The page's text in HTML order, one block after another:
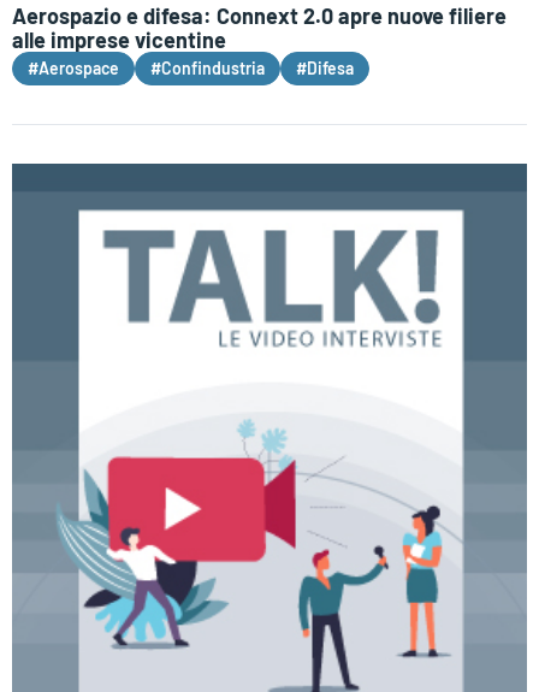
Aerospazio e difesa: Connext 2.0 apre nuove filiere
alle imprese vicentine
#Aerospace #Confindustria #Difesa